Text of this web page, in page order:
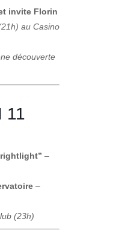
invite Florin
au Casino
découverte
11
–
–
(23h)